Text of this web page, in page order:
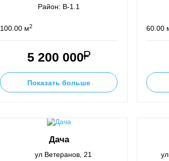
Район: В-1.1
100.00 м2
5 200 000
Показать больше
60.00
Дача
ул Ветеранов, 21